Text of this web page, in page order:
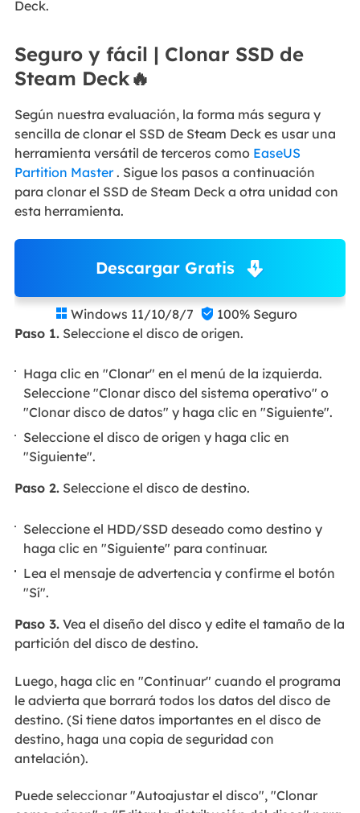
Deck.
Seguro y fácil | Clonar SSD de
Steam Deck🔥
Según nuestra evaluación, la forma más segura y
sencilla de clonar el SSD de Steam Deck es usar una
herramienta versátil de terceros como EaseUS
Partition Master. Sigue los pasos a continuación
para clonar el SSD de Steam Deck a otra unidad con
esta herramienta.
Descargar Gratis
 Windows 11/10/8/7  100% Seguro
Paso 1.Seleccione el disco de origen.
Haga clic en "Clonar" en el menú de la izquierda.
Seleccione "Clonar disco del sistema operativo" o
"Clonar disco de datos" y haga clic en "Siguiente".
Seleccione el disco de origen y haga clic en
"Siguiente".
Paso 2.Seleccione el disco de destino.
Seleccione el HDD/SSD deseado como destino y
haga clic en "Siguiente" para continuar.
Lea el mensaje de advertencia y confirme el botón
"Sí".
Paso 3.Vea el diseño del disco y edite el tamaño de la
partición del disco de destino.
Luego, haga clic en "Continuar" cuando el programa
le advierta que borrará todos los datos del disco de
destino. (Si tiene datos importantes en el disco de
destino, haga una copia de seguridad con
antelación).
Puede seleccionar "Autoajustar el disco", "Clonar